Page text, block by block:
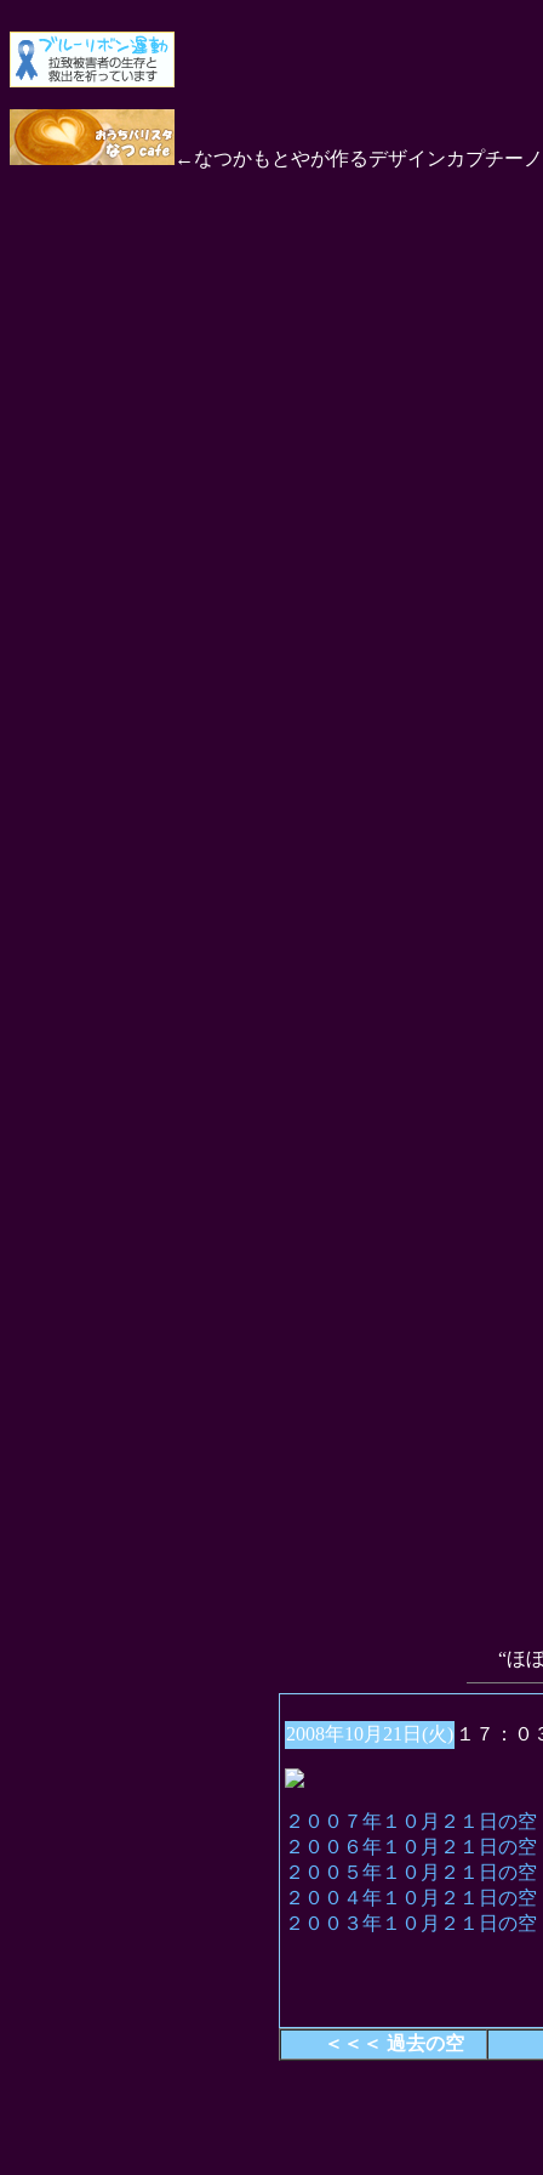
←なつかもとやが作るデザインカプチー
“ほ
2008年10月21日(火) １７：０
２００７年１０月２１日の空
２００６年１０月２１日の空
２００５年１０月２１日の空
２００４年１０月２１日の空
２００３年１０月２１日の空
＜＜＜ 過去の空